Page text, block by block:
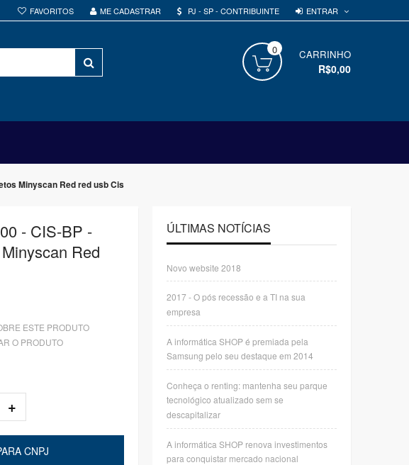
FAVORITOS ME CADASTRAR PJ - SP - CONTRIBUINTE ENTRAR
CARRINHO
0
R$0,00
Minyscan Red red usb Cis
- CIS-BP -
Red
ESTE PRODUTO
O PRODUTO
CNPJ
ÚLTIMAS NOTÍCIAS
Novo website 2018
2017 - O pós recessão e a TI na sua
empresa
A informática SHOP é premiada pela
Samsung pelo seu destaque em 2014
Conheça o renting: mantenha seu parque
tecnológico atualizado sem se
descapitalizar
A informática SHOP renova investimentos
para conquistar mercado nacional